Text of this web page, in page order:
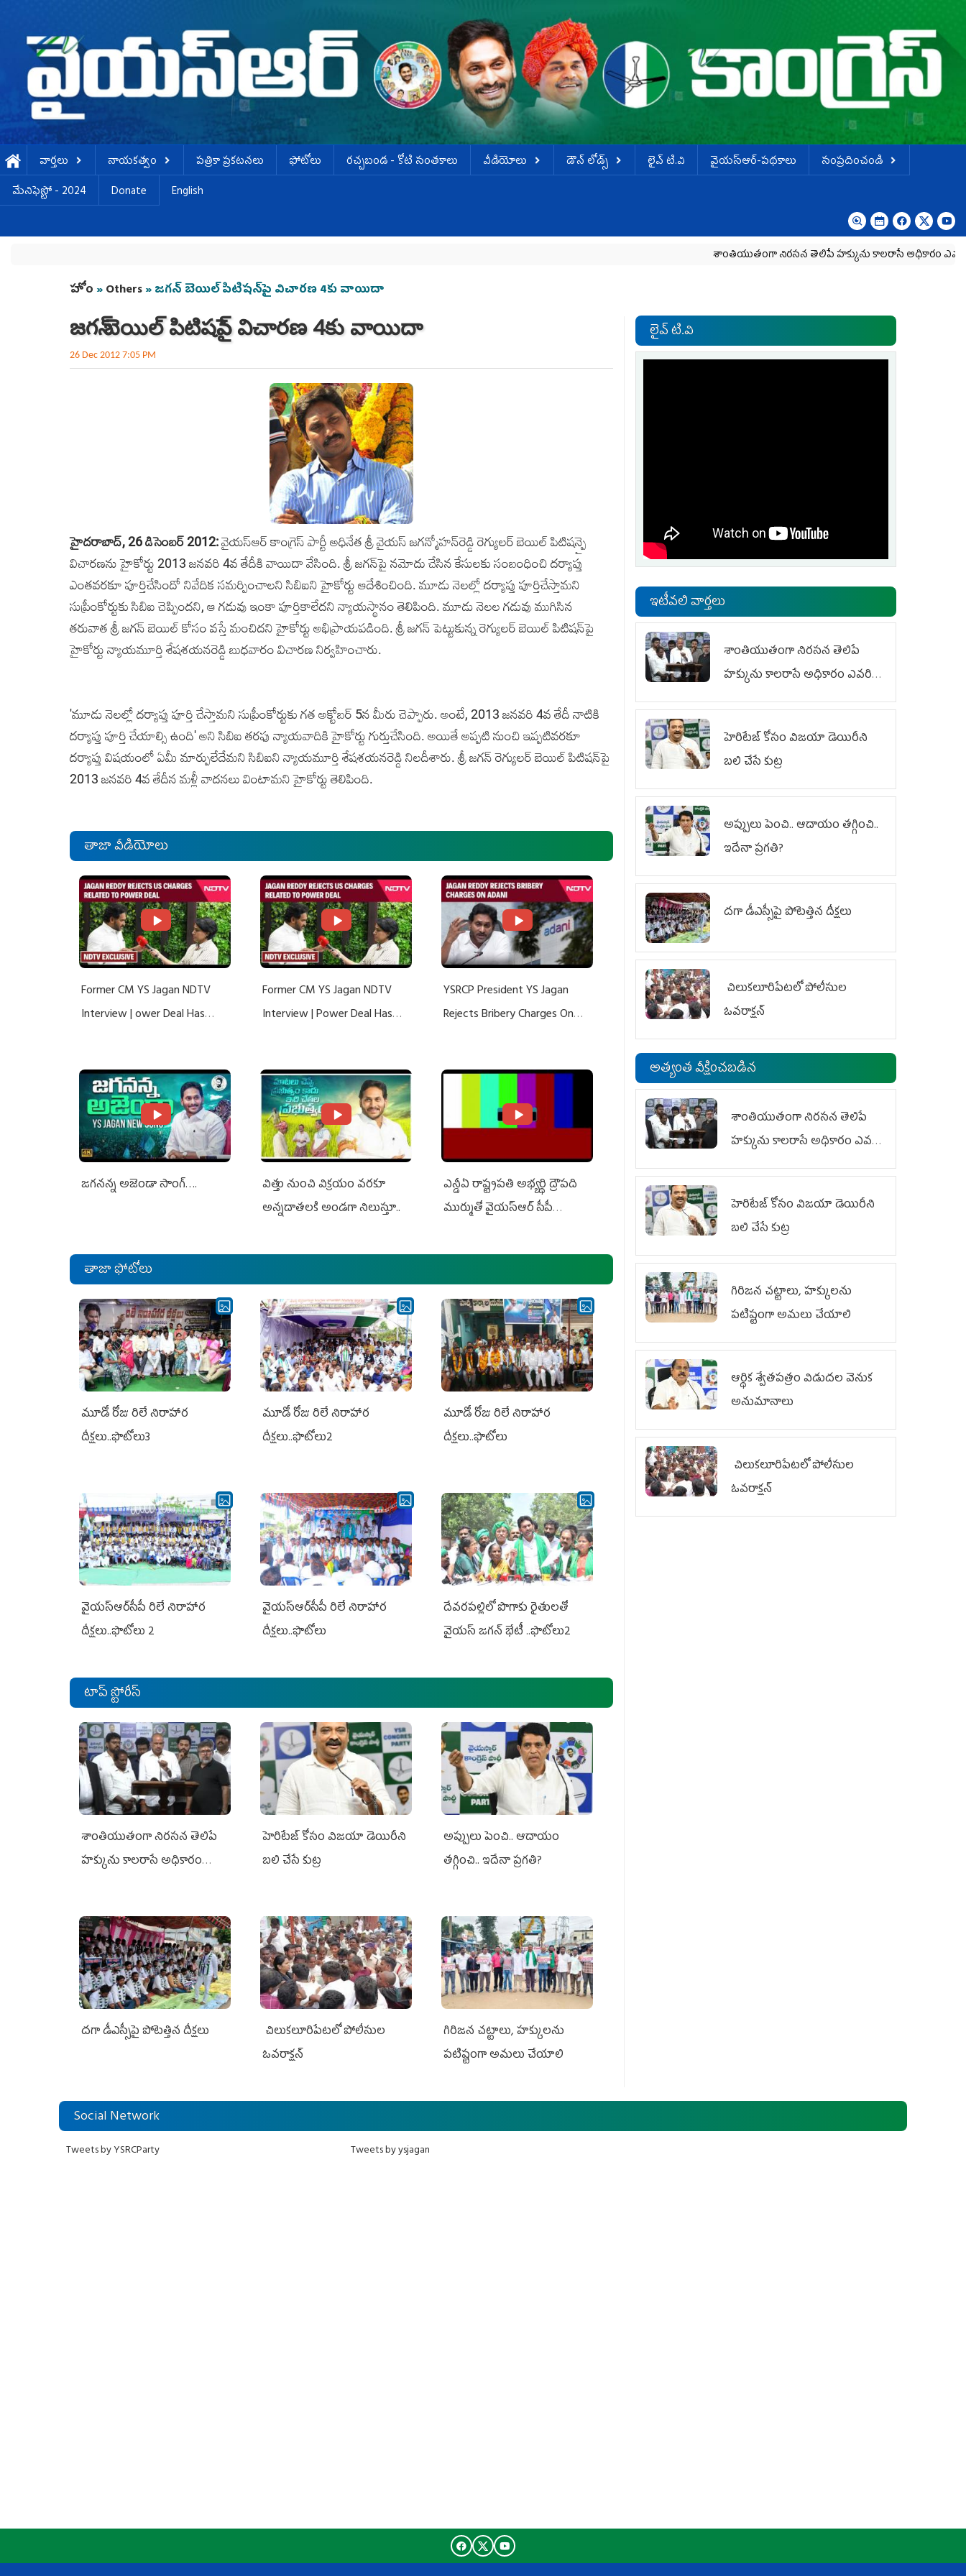
వార్తలు నాయకత్వం పత్రికా ప్రకటనలు ఫోటోలు ర‌చ్చ‌బండ‌ - కోటి సంత‌కాలు వీడియోలు డౌన్ లోడ్స్ లైవ్ టి.వి వైయస్ఆర్-పథకాలు
సంప్రదించండి
మేనిఫెస్టో - 2024
Donate English
శాంతియుతంగా నిరసన తెలిపే హక్కును కాలరాసే అధికారం ఎవరికీ లేదు
You are here
హోం »Others» జగన్ బెయిల్ పిటిషన్‌పై విచారణ‌ 4కు వాయిదా
జగన్ బెయిల్ పిటిషన్‌పై విచారణ‌ 4కు వాయిదా
26 Dec 2012 7:05 PM
హైదరాబాద్‌, 26 డిసెంబర్‌ 2012:వైయస్‌ఆర్‌ కాంగ్రెస్‌ పార్టీ అధినేత శ్రీ వైయస్ జగ‌న్మోహన్‌రెడ్డి రెగ్యులర్ బెయి‌ల్ పిటిష‌న్పై
విచారణను హైకోర్టు 2013 జనవరి 4వ తేదీకి వాయిదా వేసింది.‌‌ శ్రీ జగన్‌పై నమోదు చేసిన కేసులకు సంబంధించి దర్యాప్తు
ఎంతవరకూ పూర్తిచేసిందో నివేదిక సమర్పించాలని సిబిఐని హైకోర్టు ఆదేశించింది. మూడు నెలల్లో దర్యాప్తు పూర్తిచేస్తామని
సుప్రీంకోర్టుకు సిబిఐ చెప్పిందని, ఆ గడువు ఇంకా పూర్తికాలేదని న్యాయస్థానం తెలిపింది. మూడు నెలల గడువు ముగిసిన
తరువాత శ్రీ జగన్ బెయిల్ కోసం వస్తే ‌మంచిదని హైకోర్టు అభిప్రాయపడింది. శ్రీ జగన్‌ పెట్టుకున్న రెగ్యులర్‌ బెయిల్‌ పిటిషన్‌పై
హైకోర్టు న్యాయమూర్తి శేషశయనరెడ్డి బుధవారం విచారణ నిర్వహించారు.
'మూడు నెలల్లో దర్యాప్తు పూర్తి చేస్తామని సుప్రీంకోర్టుకు గత అక్టోబర్‌ 5న మీరు చెప్పారు. అంటే, 2013 జనవరి 4వ తేదీ నాటికి
దర్యాప్తు పూర్తి చేయాల్సి ఉంది' అని సిబిఐ తరఫు న్యాయవాదికి హైకోర్టు గుర్తుచేసింది. అయితే అప్పటి నుంచి ఇప్పటివరకూ
దర్యాప్తు విషయంలో ఏమీ మార్పులేదేమని సిబిఐని న్యాయమూర్తి శేషశయనరెడ్డి నిలదీశారు. శ్రీ జగన్‌ రెగ్యులర్‌ బెయిల్‌ పిటిషన్‌పై
2013 జనవరి 4వ తేదీన మళ్లీ వాదనలు వింటామని హైకోర్టు తెలిపింది.
తాజా వీడియోలు
Former CM YS Jagan NDTV
Interview | ower Deal Has
Former CM YS Jagan NDTV
Interview | Power Deal Has
YSRCP President YS Jagan
Rejects Bribery Charges On
జగనన్న అజెండా సాంగ్….
విత్తు నుంచి విక్రయం వరకూ
అన్నదాతలకి అండగా నిలుస్తూ..
ఎన్డీఏ రాష్ట్ర‌ప‌తి అభ్య‌ర్థి ద్రౌప‌ది
ముర్ముతో వైయ‌స్ఆర్ సీపీ
ఎమ్మెల్యేలు, ఎంపీల స‌మావేశం
తాజా ఫోటోలు
మూడో రోజు రిలే నిరాహార
దీక్షలు..ఫొటోలు3
మూడో రోజు రిలే నిరాహార
దీక్షలు..ఫొటోలు2
మూడో రోజు రిలే నిరాహార
దీక్షలు..ఫొటోలు
వైయ‌స్ఆర్‌సీపీ రిలే నిరాహార
దీక్షలు..ఫొటోలు 2
వైయ‌స్ఆర్‌సీపీ రిలే నిరాహార
దీక్షలు..ఫొటోలు
దేవరపల్లిలో పొగాకు రైతులతో
వైయస్ జగన్ భేటీ ..ఫొటోలు2
టాప్ స్టోరీస్
శాంతియుతంగా నిరసన తెలిపే
హక్కును కాలరాసే అధికారం
హెరిటేజ్ కోసం విజయా డెయిరీని
బలి చేసే కుట్ర‌
అప్పులు పెంచి.. ఆదాయం
తగ్గించి.. ఇదేనా ప్రగతి?
దగా డీఎస్సీపై పోటెత్తిన దీక్షలు
చిలుక‌లూరిపేట‌లో పోలీసుల
ఓవ‌రాక్ష‌న్‌
గిరిజన చట్టాలు, హక్కులను
పటిష్టంగా అమలు చేయాలి
లైవ్ టి.వి
ఇటీవలి వార్తలు
శాంతియుతంగా నిరసన తెలిపే
హక్కును కాలరాసే అధికారం ఎవరికీ
లేదు
హెరిటేజ్ కోసం విజయా డెయిరీని
బలి చేసే కుట్ర‌
అప్పులు పెంచి.. ఆదాయం తగ్గించి..
ఇదేనా ప్రగతి?
దగా డీఎస్సీపై పోటెత్తిన దీక్షలు
చిలుక‌లూరిపేట‌లో పోలీసుల
ఓవ‌రాక్ష‌న్‌
అత్యంత వీక్షించబడిన
శాంతియుతంగా నిరసన తెలిపే
హక్కును కాలరాసే అధికారం ఎవరికీ
లేదు
హెరిటేజ్ కోసం విజయా డెయిరీని
బలి చేసే కుట్ర‌
గిరిజన చట్టాలు, హక్కులను
పటిష్టంగా అమలు చేయాలి
ఆర్థిక శ్వేతపత్రం విడుదల వెనుక
అనుమానాలు
చిలుక‌లూరిపేట‌లో పోలీసుల
ఓవ‌రాక్ష‌న్‌
Social Network
Tweets by YSRCParty Tweets by ysjagan